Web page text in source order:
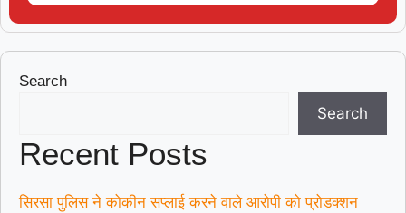
Search
Search
Recent Posts
सिरसा पुलिस ने कोकीन सप्लाई करने वाले आरोपी को प्रोडक्शन